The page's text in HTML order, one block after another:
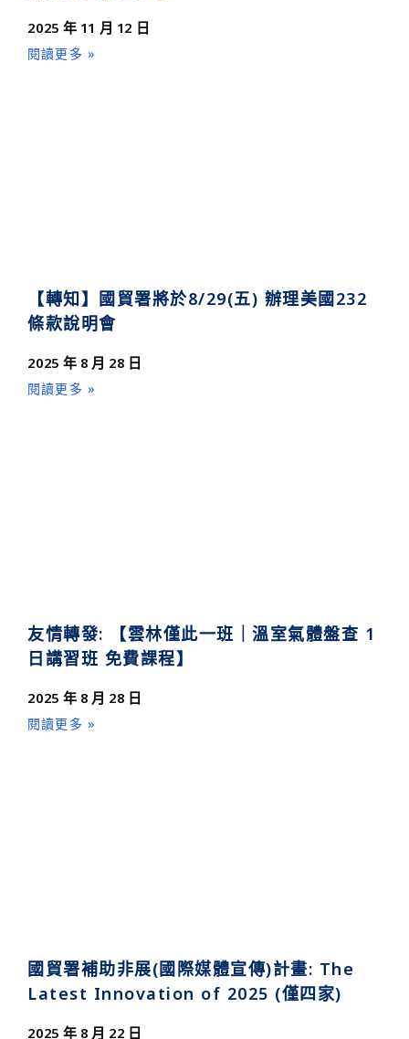
2025 年 11 月 12 日
閱讀更多 »
【轉知】國貿署將於8/29(五) 辦理美國232
條款說明會
2025 年 8 月 28 日
閱讀更多 »
友情轉發: 【雲林僅此一班｜溫室氣體盤查 1
日講習班 免費課程】
2025 年 8 月 28 日
閱讀更多 »
國貿署補助非展(國際媒體宣傳)計畫: The
Latest Innovation of 2025 (僅四家)
2025 年 8 月 22 日